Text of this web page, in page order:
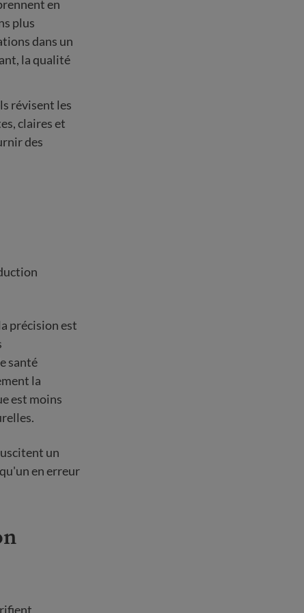
en
plus
dans un
la qualité
révisent les
claires et
des
précision est
santé
la
est moins
un
en erreur